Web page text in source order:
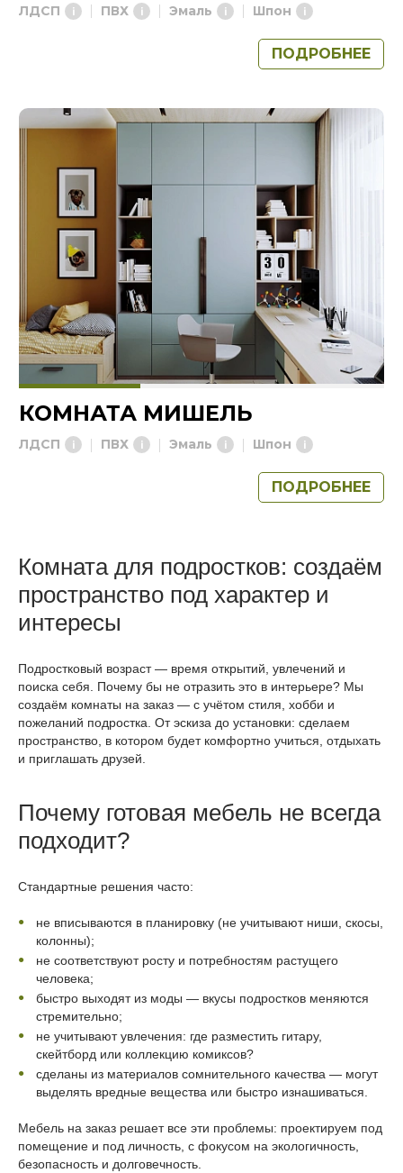
ЛДСП ПВХ Эмаль Шпон
ПОДРОБНЕЕ
КОМНАТА МИШЕЛЬ
ЛДСП ПВХ Эмаль Шпон
ПОДРОБНЕЕ
Комната для подростков: создаём
пространство под характер и
интересы
Подростковый возраст — время открытий, увлечений и
поиска себя. Почему бы не отразить это в интерьере? Мы
создаём комнаты на заказ — с учётом стиля, хобби и
пожеланий подростка. От эскиза до установки: сделаем
пространство, в котором будет комфортно учиться, отдыхать
и приглашать друзей.
Почему готовая мебель не всегда
подходит?
Стандартные решения часто:
не вписываются в планировку (не учитывают ниши, скосы,
колонны);
не соответствуют росту и потребностям растущего
человека;
быстро выходят из моды — вкусы подростков меняются
стремительно;
не учитывают увлечения: где разместить гитару,
скейтборд или коллекцию комиксов?
сделаны из материалов сомнительного качества — могут
выделять вредные вещества или быстро изнашиваться.
Мебель на заказ решает все эти проблемы: проектируем под
помещение и под личность, с фокусом на экологичность,
безопасность и долговечность.